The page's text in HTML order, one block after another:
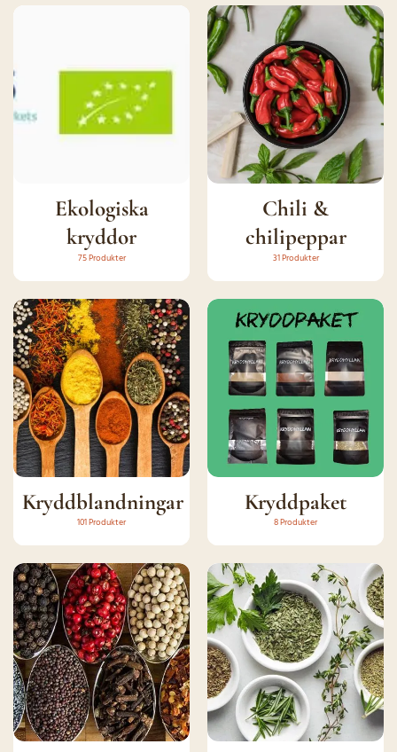
Ekologiska
kryddor
75 Produkter
Chili &
chilipeppar
31 Produkter
Kryddblandningar
101 Produkter
Kryddpaket
8 Produkter